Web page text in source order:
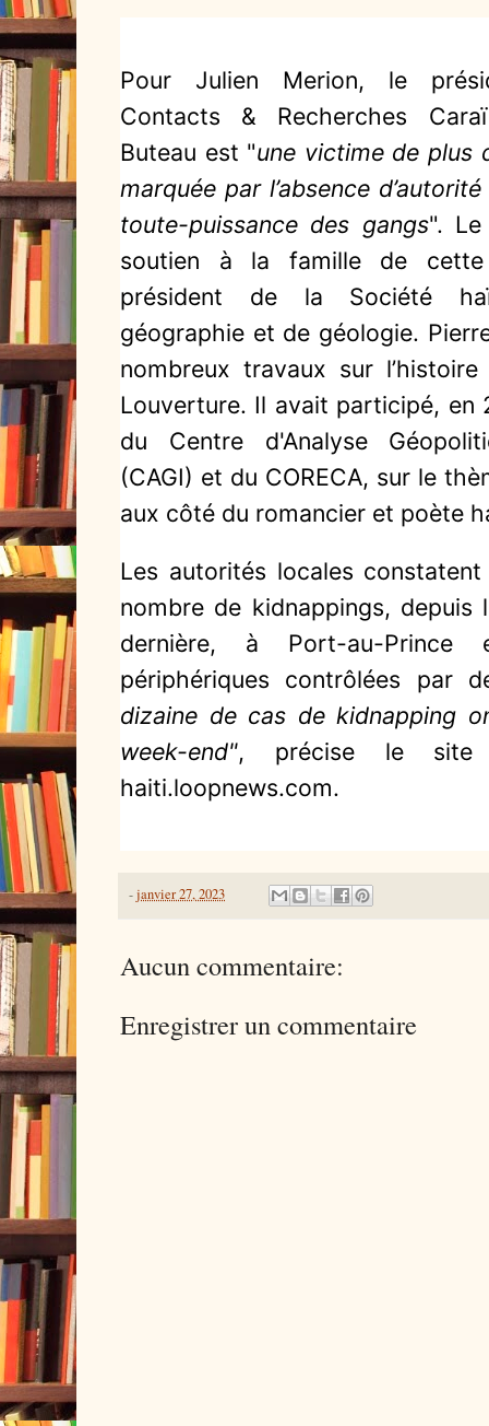
Pour Julien Merion, le
Contacts & Recherches
Buteau est "une victime de plus
marquée par l’absence
toute-puissance des gangs". Le
soutien à la famille de cette
président de la Société
géographie et de géologie.
nombreux travaux sur
Louverture. Il avait participé, en
du Centre d'Analyse
(CAGI) et du CORECA, sur le
aux côté du romancier et poète
Les autorités locales
nombre de kidnappings, depuis
dernière, à Port-au-
périphériques contrôlées par
dizaine de cas de kidnapping
week-end", précise le site
haiti.loopnews.com.
-janvier 27, 2023
Aucun commentaire:
Enregistrer un commentaire